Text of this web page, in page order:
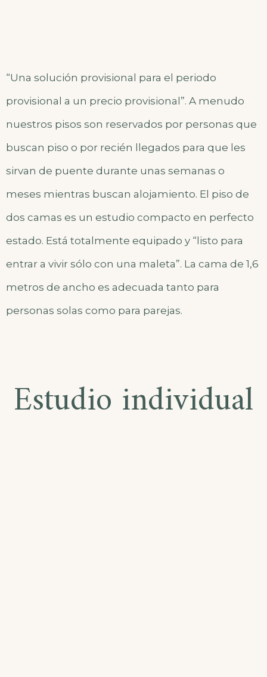
“Una solución provisional para el periodo
provisional a un precio provisional”. A menudo
nuestros pisos son reservados por personas que
buscan piso o por recién llegados para que les
sirvan de puente durante unas semanas o
meses mientras buscan alojamiento. El piso de
dos camas es un estudio compacto en perfecto
estado. Está totalmente equipado y “listo para
entrar a vivir sólo con una maleta”. La cama de 1,6
metros de ancho es adecuada tanto para
personas solas como para parejas.
Estudio individual